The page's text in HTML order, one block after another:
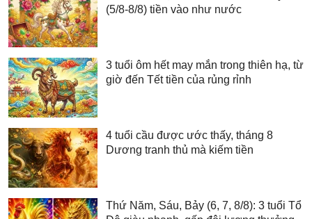
(5/8-8/8) tiền vào như nước
3 tuổi ôm hết may mắn trong thiên hạ, từ
giờ đến Tết tiền của rủng rỉnh
4 tuổi cầu được ước thấy, tháng 8
Dương tranh thủ mà kiếm tiền
Thứ Năm, Sáu, Bảy (6, 7, 8/8): 3 tuổi Tổ